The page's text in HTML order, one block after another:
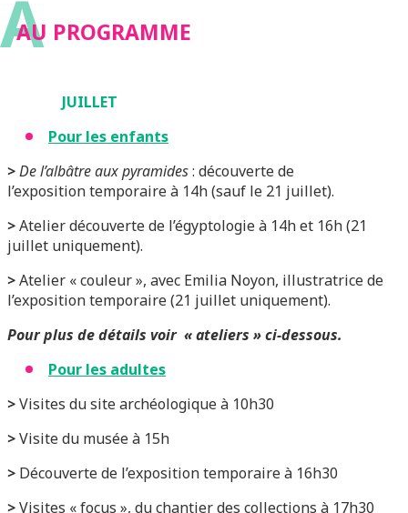
A
AU PROGRAMME
JUILLET
Pour les enfants
>De l’albâtre aux pyramides: découverte de
l’exposition temporaire à 14h (sauf le 21 juillet).
>Atelier découverte de l’égyptologie à 14h et 16h (21
juillet uniquement).
>Atelier « couleur », avec Emilia Noyon, illustratrice de
l’exposition temporaire (21 juillet uniquement).
Pour plus de détails voir « ateliers » ci-dessous.
Pour les adultes
>Visites du site archéologique à 10h30
>Visite du musée à 15h
> Découverte de l’exposition temporaire à 16h30
>Visites « focus », du chantier des collections à 17h30